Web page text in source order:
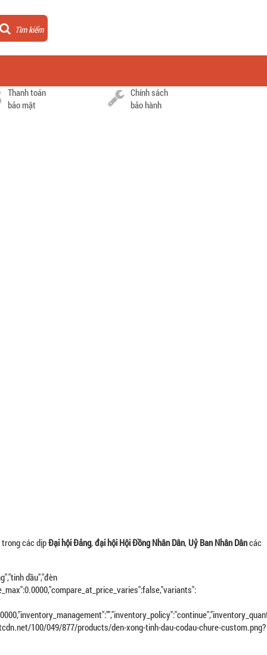
Tìm kiếm
Thanh toán
bảo mật
Chính sách
bảo hành
trong các dịpĐại hội Đảng,đại hội Hội Đồng Nhân Dân,Uỷ Ban Nhân Dâncác
dầu","đèn
100/049/877/products/den-xong-tinh-dau-codau-chure-custom.png?